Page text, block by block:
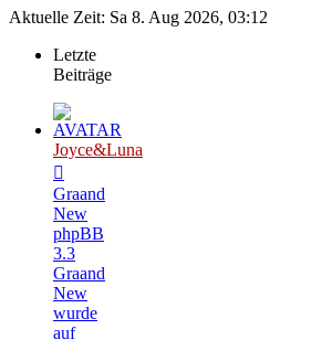
Aktuelle Zeit: Sa 8. Aug 2026, 03:12
Letzte
Beiträge
Joyce&Luna
Graand
New
phpBB
3.3
Graand
New
wurde
auf